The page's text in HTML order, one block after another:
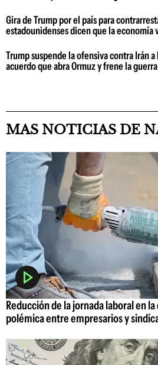
Gira de Trump por el país para
estadounidenses dicen que la economía
Trump suspende la ofensiva contra Irán
acuerdo que abra Ormuz y frene la guerra
MAS NOTICIAS DE
Reducción de la jornada laboral en
polémica entre empresarios y